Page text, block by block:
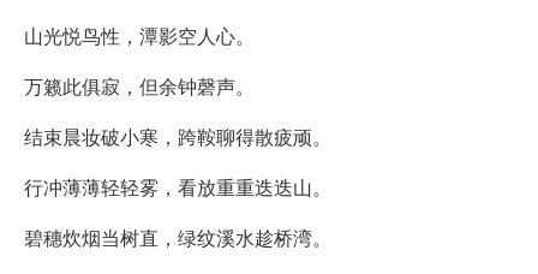
山光悦鸟性，潭影空人心。
万籁此俱寂，但余钟磬声。
结束晨妆破小寒，跨鞍聊得散疲顽。
行冲薄薄轻轻雾，看放重重迭迭山。
碧穗炊烟当树直，绿纹溪水趁桥湾。